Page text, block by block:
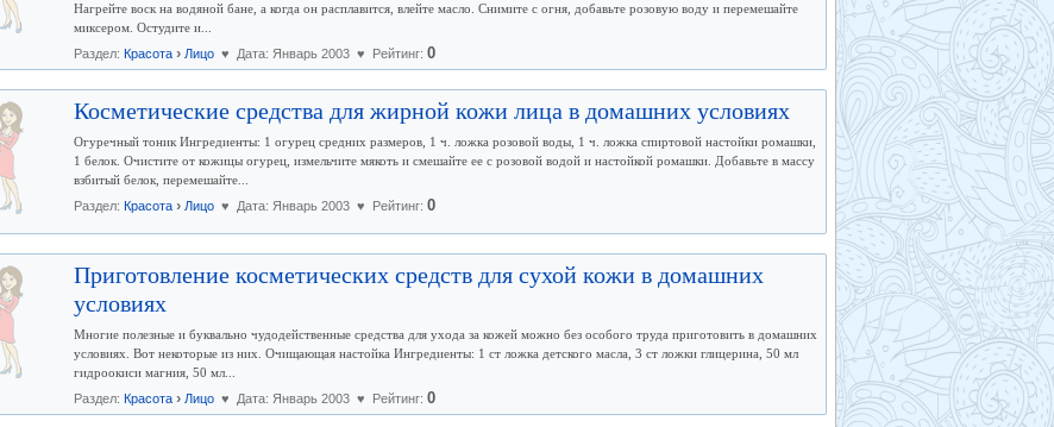
Нагрейте воск на водяной бане, а когда он расплавится, влейте масло. Снимите с огня, добавьте розовую воду и перемешайте
миксером. Остудите и...
Раздел: Красота › Лицо ♥ Дата: Январь 2003 ♥ Рейтинг: 0
Косметические средства для жирной кожи лица в домашних условиях
Огуречный тоник Ингредиенты: 1 огурец средних размеров, 1 ч. ложка розовой воды, 1 ч. ложка спиртовой настойки ромашки,
1 белок. Очистите от кожицы огурец, измельчите мякоть и смешайте ее с розовой водой и настойкой ромашки. Добавьте в массу
взбитый белок, перемешайте...
Раздел: Красота › Лицо ♥ Дата: Январь 2003 ♥ Рейтинг: 0
Приготовление косметических средств для сухой кожи в домашних
условиях
Многие полезные и буквально чудодейственные средства для ухода за кожей можно без особого труда приготовить в домашних
условиях. Вот некоторые из них. Очищающая настойка Ингредиенты: 1 ст ложка детского масла, 3 ст ложки глицерина, 50 мл
гидроокиси магния, 50 мл...
Раздел: Красота › Лицо ♥ Дата: Январь 2003 ♥ Рейтинг: 0